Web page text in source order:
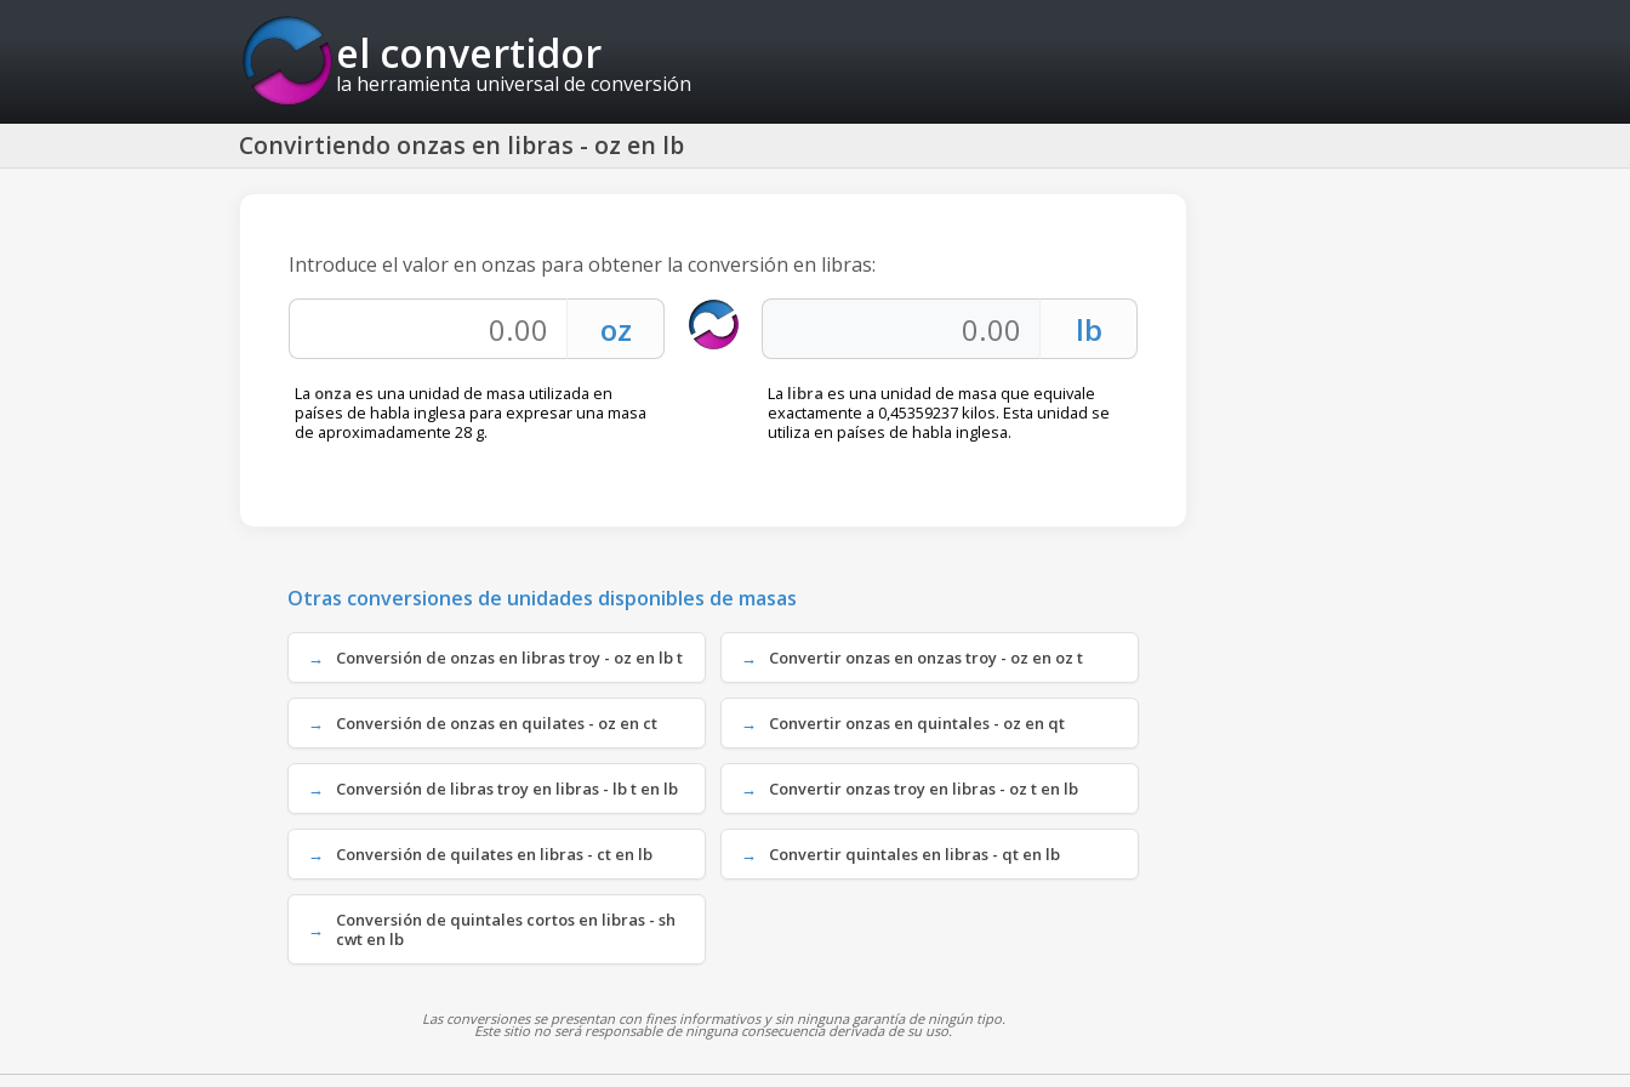
el convertidor
la herramienta universal de conversión
Convirtiendo onzas en libras - oz en lb
Introduce el valor en onzas para obtener la conversión en libras:
La onza es una unidad de masa utilizada en
países de habla inglesa para expresar una masa
de aproximadamente 28 g.
La libra es una unidad de masa que equivale
exactamente a 0,45359237 kilos. Esta unidad se
utiliza en países de habla inglesa.
Otras conversiones de unidades disponibles de masas
Conversión de onzas en libras troy - oz en lb t Convertir onzas en onzas troy - oz en oz t
Conversión de onzas en quilates - oz en ct Convertir onzas en quintales - oz en qt
Conversión de libras troy en libras - lb t en lb Convertir onzas troy en libras - oz t en lb
Conversión de quilates en libras - ct en lb Convertir quintales en libras - qt en lb
Conversión de quintales cortos en libras - sh
cwt en lb
Las conversiones se presentan con fines informativos y sin ninguna garantía de ningún tipo.
Este sitio no será responsable de ninguna consecuencia derivada de su uso.